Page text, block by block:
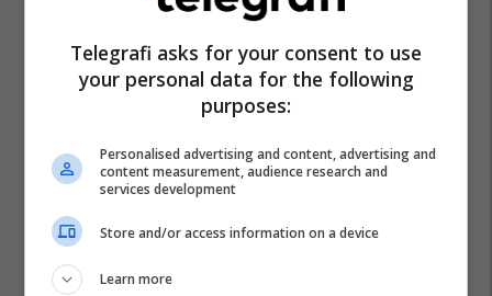
Telegrafi asks for your consent to use
your personal data for the following
purposes:
Personalised advertising and content, advertising and
content measurement, audience research and
services development
Store and/or access information on a device
Learn more